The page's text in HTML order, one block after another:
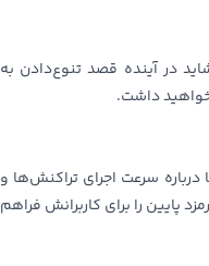
در آینده قصد تنوع‌دادن به
داشت.
سرعت اجرای تراکنش‌ها و
پایین را برای کاربرانش فراهم